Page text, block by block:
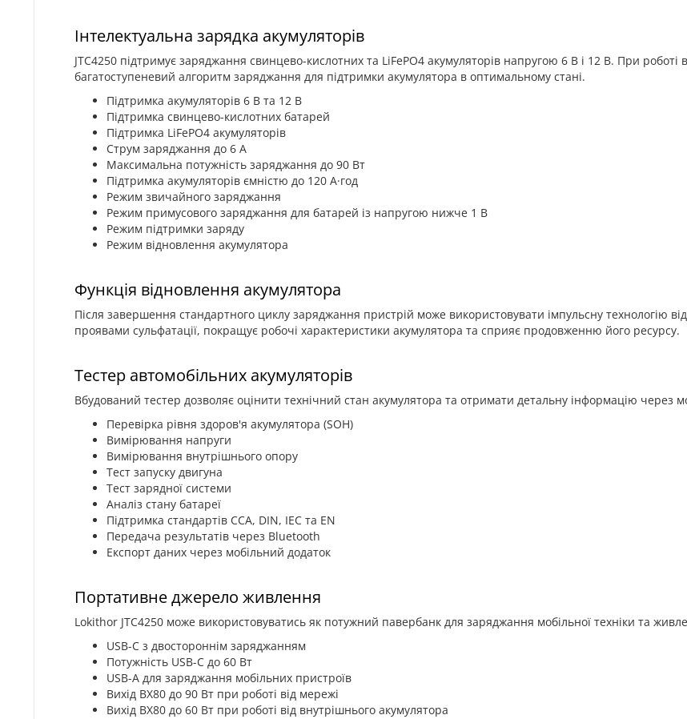
Інтелектуальна зарядка акумуляторів
JTC4250 підтримує заряджання свинцево-кислотних та LiFePO4 акумуляторів напругою 6 В і 12 В. При роботі
багатоступеневий алгоритм заряджання для підтримки акумулятора в оптимальному стані.
Підтримка акумуляторів 6 В та 12 В
Підтримка свинцево-кислотних батарей
Підтримка LiFePO4 акумуляторів
Струм заряджання до 6 А
Максимальна потужність заряджання до 90 Вт
Підтримка акумуляторів ємністю до 120 А·год
Режим звичайного заряджання
Режим примусового заряджання для батарей із напругою нижче 1 В
Режим підтримки заряду
Режим відновлення акумулятора
Функція відновлення акумулятора
Після завершення стандартного циклу заряджання пристрій може використовувати імпульсну технологію
проявами сульфатації, покращує робочі характеристики акумулятора та сприяє продовженню його ресурсу.
Тестер автомобільних акумуляторів
Вбудований тестер дозволяє оцінити технічний стан акумулятора та отримати детальну інформацію через
Перевірка рівня здоров'я акумулятора (SOH)
Вимірювання напруги
Вимірювання внутрішнього опору
Тест запуску двигуна
Тест зарядної системи
Аналіз стану батареї
Підтримка стандартів CCA, DIN, IEC та EN
Передача результатів через Bluetooth
Експорт даних через мобільний додаток
Портативне джерело живлення
Lokithor JTC4250 може використовуватись як потужний павербанк для заряджання мобільної техніки та
USB-C з двостороннім заряджанням
Потужність USB-C до 60 Вт
USB-A для заряджання мобільних пристроїв
Вихід BX80 до 90 Вт при роботі від мережі
Вихід BX80 до 60 Вт при роботі від внутрішнього акумулятора